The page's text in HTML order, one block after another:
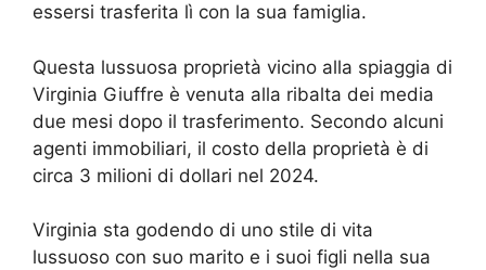
essersi trasferita lì con la sua famiglia.
Questa lussuosa proprietà vicino alla spiaggia di
Virginia Giuffre è venuta alla ribalta dei media
due mesi dopo il trasferimento. Secondo alcuni
agenti immobiliari, il costo della proprietà è di
circa 3 milioni di dollari nel 2024.
Virginia sta godendo di uno stile di vita
lussuoso con suo marito e i suoi figli nella sua